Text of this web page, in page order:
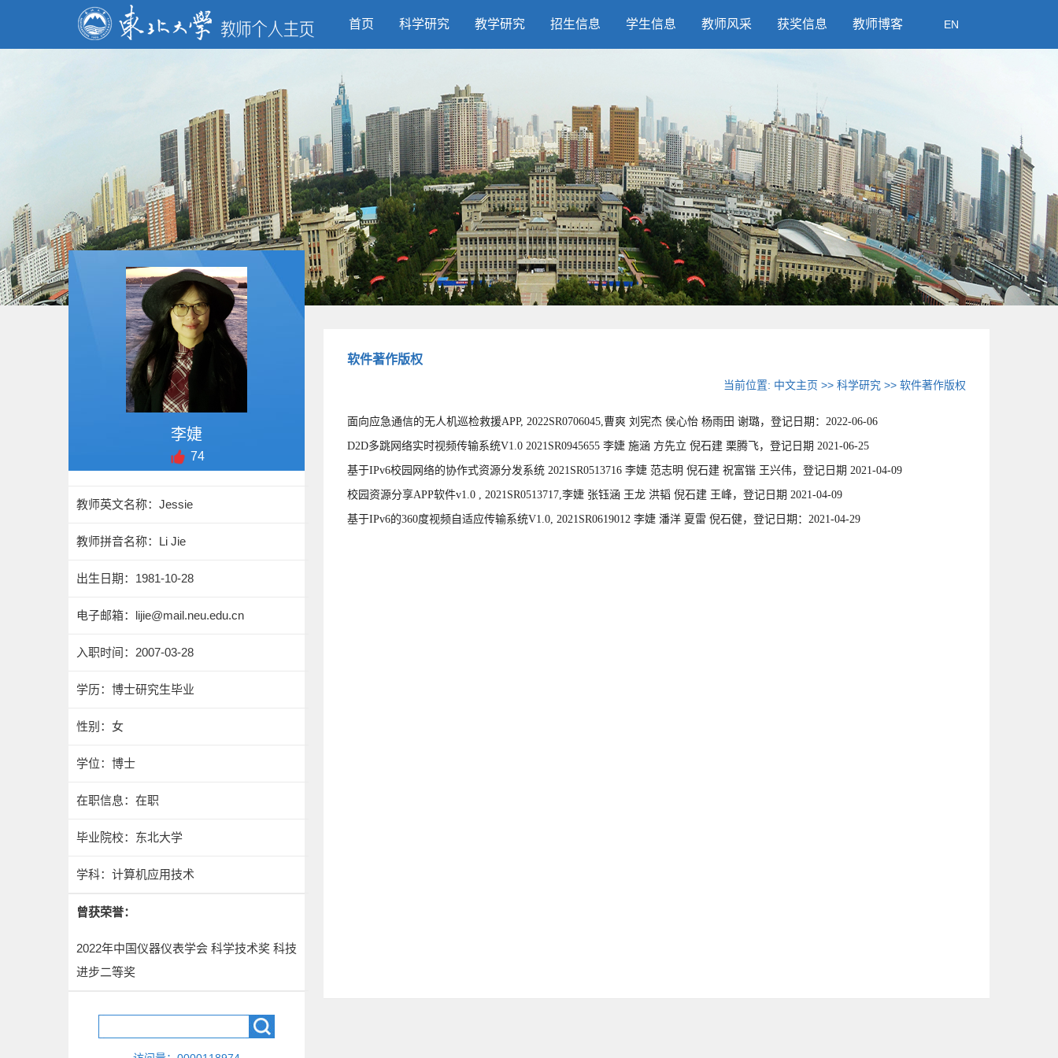
首页 科学研究 教学研究 招生信息 学生信息 教师风采 获奖信息 教师博客 EN
李婕
74
教师英文名称：Jessie
教师拼音名称：Li Jie
出生日期：1981-10-28
电子邮箱： lijie@mail.neu.edu.cn
入职时间：2007-03-28
学历：博士研究生毕业
性别：女
学位：博士
在职信息：在职
毕业院校：东北大学
学科：计算机应用技术
曾获荣誉：
2022年中国仪器仪表学会 科学技术奖 科技
进步二等奖
软件著作版权
当前位置: 中文主页 >>科学研究 >>软件著作版权
面向应急通信的无人机巡检救援APP, 2022SR0706045,曹爽 刘宪杰 侯心怡 杨雨田 谢璐， 登记日期： 2022-06-06
D2D多跳网络实时视频传输系统V1.0 2021SR0945655 李婕 施涵 方先立 倪石建 栗腾飞， 登记日期 2021-06-25
基于IPv6校园网络的协作式资源分发系统 2021SR0513716 李婕 范志明 倪石建 祝富锴 王兴伟， 登记日期 2021-04-09
校园资源分享APP软件v1.0 , 2021SR0513717,李婕 张钰涵 王龙 洪韬 倪石建 王峰， 登记日期 2021-04-09
基于IPv6的360度视频自适应传输系统V1.0, 2021SR0619012 李婕 潘洋 夏雷 倪石健， 登记日期： 2021-04-29